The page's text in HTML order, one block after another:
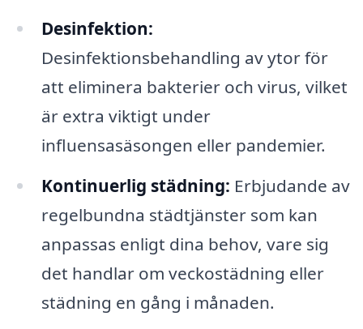
Desinfektion:
Desinfektionsbehandling av ytor för
att eliminera bakterier och virus, vilket
är extra viktigt under
influensasäsongen eller pandemier.
Kontinuerlig städning: Erbjudande av
regelbundna städtjänster som kan
anpassas enligt dina behov, vare sig
det handlar om veckostädning eller
städning en gång i månaden.